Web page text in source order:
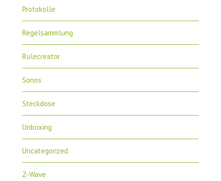
Protokolle
Regelsammlung
Rulecreator
Sonos
Steckdose
Unboxing
Uncategorized
Z-Wave